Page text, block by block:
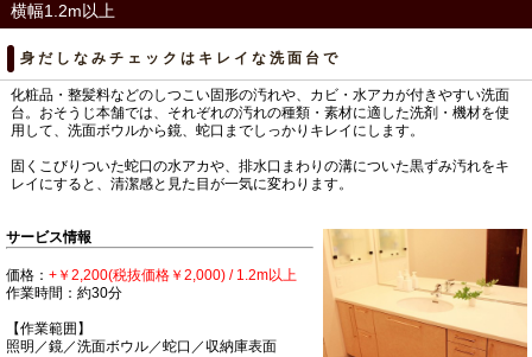
横幅1.2m以上
身だしなみチェックはキレイな洗面台で
化粧品・整髪料などのしつこい固形の汚れや、カビ・水アカが付きやすい洗面
台。おそうじ本舗では、それぞれの汚れの種類・素材に適した洗剤・機材を使
用して、洗面ボウルから鏡、蛇口までしっかりキレイにします。
固くこびりついた蛇口の水アカや、排水口まわりの溝についた黒ずみ汚れをキ
レイにすると、清潔感と見た目が一気に変わります。
サービス情報
価格： +￥2,200(税抜価格￥2,000) / 1.2m以上
作業時間：約30分
【作業範囲】
照明／鏡／洗面ボウル／蛇口／収納庫表面